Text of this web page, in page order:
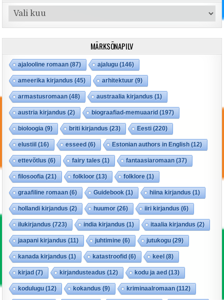
Arhiiv
MÄRKSÕNAPILV
ajalooline romaan (87) ajalugu (146)
ameerika kirjandus (45) arhitektuur(9)
armastusromaan (48) austraalia kirjandus (1)
austria kirjandus (2) biograafiad-memuaarid (197)
bioloogia (9) briti kirjandus (23) Eesti (220)
elustiil (16) esseed (6) Estonian authors in English (12)
ettevõtlus (6) fairy tales (1) fantaasiaromaan (37)
filosoofia (21) folkloor(13) folklore (1)
graafiline romaan (6) Guidebook (1) hiina kirjandus (1)
hollandi kirjandus (2) huumor(26) iiri kirjandus (6)
ilukirjandus (723) india kirjandus (1) itaalia kirjandus (2)
jaapani kirjandus (11) juhtimine (6) jutukogu (29)
kanada kirjandus (1) katastroofid (6) keel (8)
kirjad (7) kirjandusteadus (12) kodu ja aed (13)
kodulugu (12) kokandus (9) kriminaalromaan (112)